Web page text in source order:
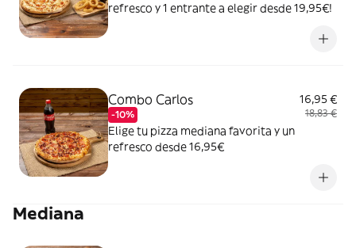
refresco y 1 entrante a elegir desde 19,95€!
Combo Carlos
-10%
16,95 €
18,83 €
Elige tu pizza mediana favorita y un
refresco desde 16,95€
Mediana